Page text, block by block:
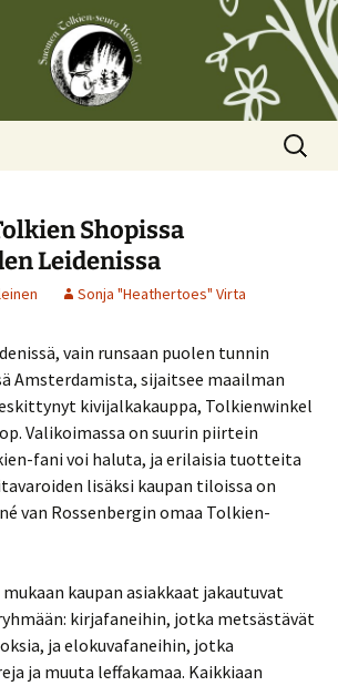
Haku:
Shopissa
Leidenissa
Sonja "Heathertoes" Virta
vain runsaan puolen tunnin
Amsterdamista, sijaitsee maailman
kivijalkakauppa, Tolkienwinkel
Valikoimassa on suurin piirtein
fani voi haluta, ja erilaisia tuotteita
lisäksi kaupan tiloissa on
van Rossenbergin omaa Tolkien-
kaupan asiakkaat jakautuvat
kirjafaneihin, jotka metsästävät
ja elokuvafaneihin, jotka
ja muuta leffakamaa. Kaikkiaan